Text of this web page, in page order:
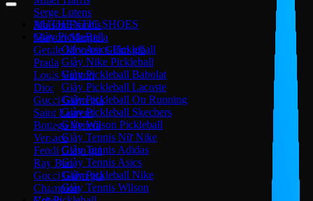
Serge Lutens
Maison Francis
Maison Margiela
Gentle Monster
Prada
Louis Vuitton
Dior
Gucci
Saint Laurent
Bottega Veneta
Versace
Fendi
Ray Ban
Gucci
Champion
AUTHENTIC SHOES
Giày PickleBall
Giày Asics Pickleball
Giày Nike Pickleball
Giày Pickleball Babolat
Giày Pickleball Lacoste
Giày Pickleball On Running
Giày Pickleball Skechers
Giày Wilson Pickleball
Giày Tennis Nữ Nike
Giày Tennis Adidas
Giày Tennis Asics
Giày Pickleball Nike
Giày Tennis Wilson